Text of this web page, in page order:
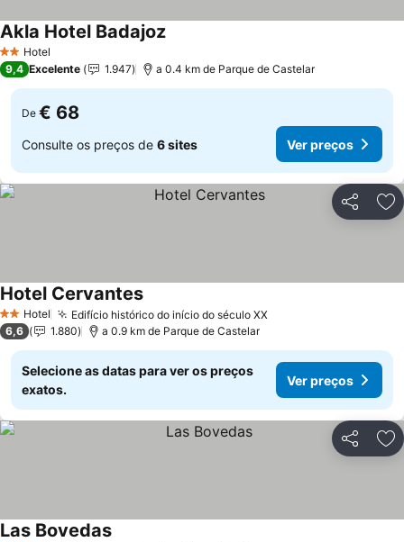
2 Estrelas
Hotel
Akla Hotel Badajoz
9,4 Excelente 1.947 a 0.4 km de Parque de Castelar
De € 68
Consulte os preços de 6 sites Ver preços
Partilhar
2 Estrelas
Hotel Edifício histórico do início do século XX
Hotel Cervantes
6,6 1.880 a 0.9 km de Parque de Castelar
Selecione as datas para ver os preços
exatos.
Ver preços
Partilhar
Las Bovedas